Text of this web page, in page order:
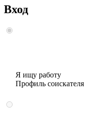
Вход
Я ищу работу
Профиль соискателя